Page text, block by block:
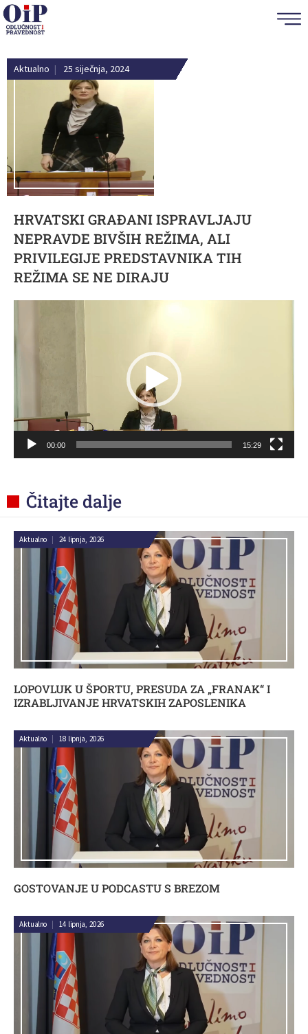
Aktualno | 25 siječnja, 2024
HRVATSKI GRAĐANI ISPRAVLJAJU
NEPRAVDE BIVŠIH REŽIMA, ALI
PRIVILEGIJE PREDSTAVNIKA TIH
REŽIMA SE NE DIRAJU
00:00 15:29
Čitajte dalje
LOPOVLUK U ŠPORTU, PRESUDA ZA „FRANAK“ I
IZRABLJIVANJE HRVATSKIH ZAPOSLENIKA
Aktualno | 24 lipnja, 2026
GOSTOVANJE U PODCASTU S BREZOM
Aktualno | 18 lipnja, 2026
Aktualno | 14 lipnja, 2026